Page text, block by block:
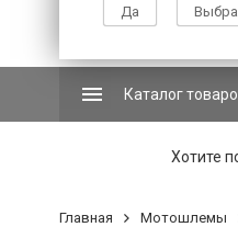
Да
Каталог
Хотите
Главная Мотошлемы